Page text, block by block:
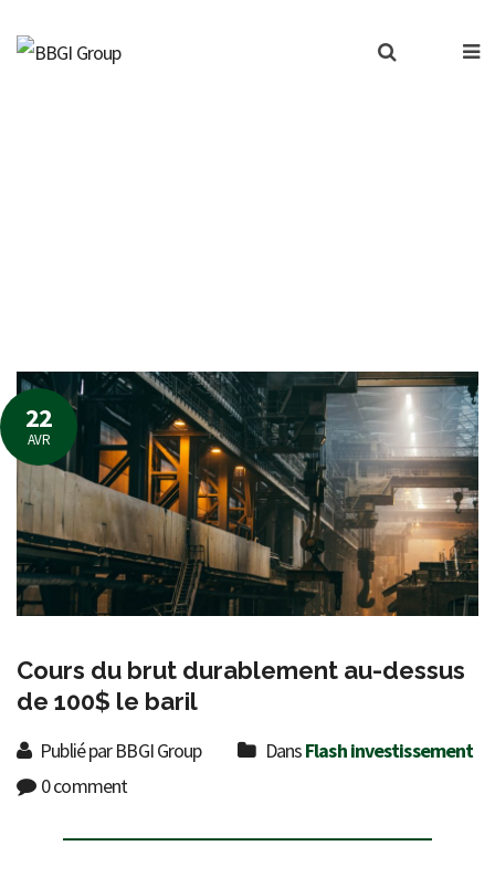
22
AVR
Cours du brut durablement au-dessus
de 100$ le baril
Publié par BBGI Group DansFlash investissement
0 comment